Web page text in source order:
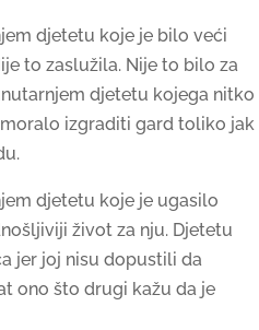
djetetu koje je bilo veći
to zaslužila. Nije to bilo za
djetetu kojega nitko
izgraditi gard toliko jak
djetetu koje je ugasilo
život za nju. Djetetu
jer joj nisu dopustili da
ono što drugi kažu da je